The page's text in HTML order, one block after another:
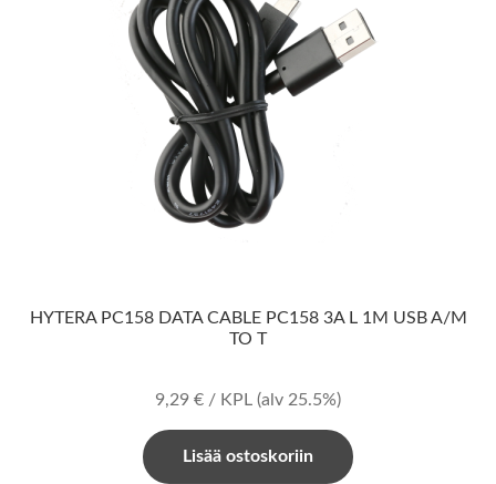
HYTERA PC158 DATA CABLE PC158 3A L 1M USB A/M
TO T
9,29 € / KPL (alv 25.5%)
Lisää ostoskoriin